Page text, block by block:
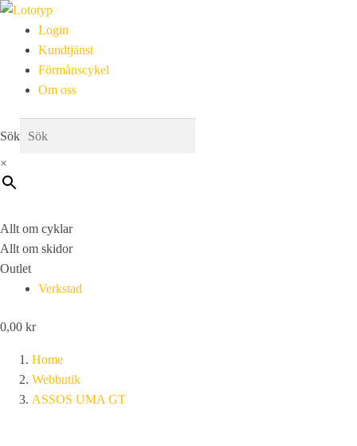
Login
Kundtjänst
Förmånscykel
Om oss
Sök
×
Allt om cyklar
Allt om skidor
Outlet
Verkstad
0,00 kr
Home
Webbutik
ASSOS UMA GT